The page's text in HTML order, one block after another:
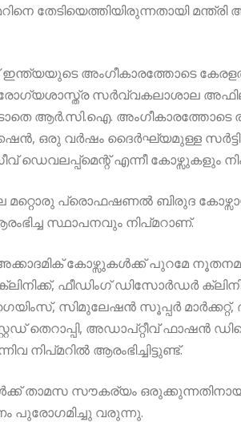
തേടിയെത്തിയിരുന്നതായി
അംഗീകാരത്തോടെ
സര്‍വ്വകലാശാല
ആർ.സി.ഐ.
വര്‍ഷം ദൈര്‍ഘ്യമുള്ള
എന്നീ കോഴ്സുകളും
മറ്റൊരു പ്രൊഫഷണല്‍ ബിരുദ
സ്ഥാപനവും നിപ്മറാണ്.
കോഴ്സുകള്‍ക്ക് പുറമേ
ക്ലിനിക്ക്, ഫീഡിംഗ് ഡിസോര്‍ഡര്‍
സിമുലേഷന്‍ സൂപ്പര്‍ മാര്‍ക്കറ്റ്,
തെറാപ്പി, അഡാപ്റ്റീവ്
നിപ്മറിൽ ആരംഭിച്ചിട്ടുണ്ട്.
താമസ സൗകര്യം ഒരുക്കുന്നതിനായി
പുരോഗമിച്ചു വരുന്നു.